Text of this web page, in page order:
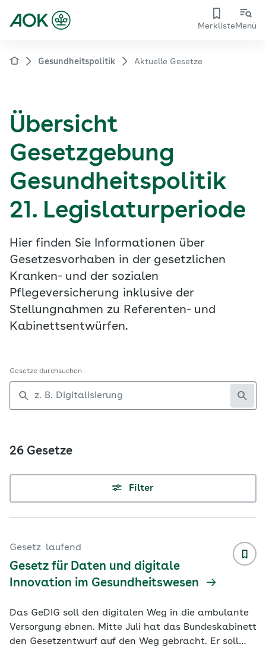
MerklisteMenü
Gesundheitspolitik Aktuelle Gesetze
Übersicht
Gesetzgebung
Gesundheitspolitik
21. Legislaturperiode
Hier finden Sie Informationen über
Gesetzesvorhaben in der gesetzlichen
Kranken- und der sozialen
Pflegeversicherung inklusive der
Stellungnahmen zu Referenten- und
Kabinettsentwürfen.
Gesetze durchsuchen
26 Gesetze
Filter
Gesetz laufend
Gesetz für Daten und digitale
Innovation im Gesundheitswesen
Das GeDIG soll den digitalen Weg in die ambulante
Versorgung ebnen. Mitte Juli hat das Bundeskabinett
den Gesetzentwurf auf den Weg gebracht. Er soll